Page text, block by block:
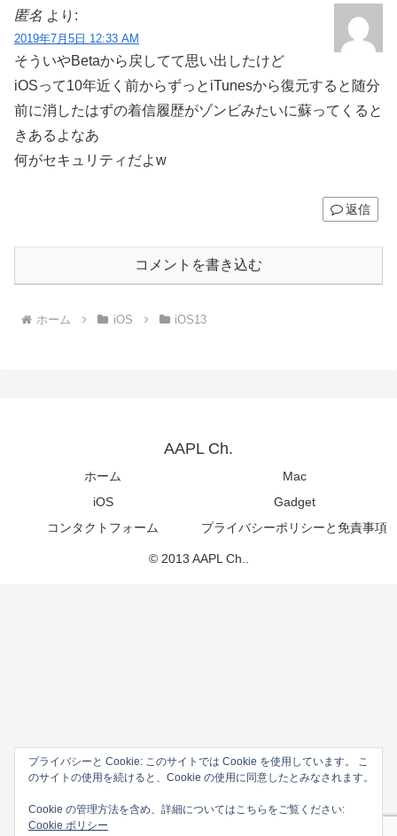
匿名 より:
2019年7月5日 12:33 AM
そういやBetaから戻してて思い出したけど
iOSって10年近く前からずっとiTunesから復元すると随分
前に消したはずの着信履歴がゾンビみたいに蘇ってくると
きあるよなあ
何がセキュリティだよw
返信
コメントを書き込む
ホーム iOS iOS13
AAPL Ch.
ホーム
Mac
iOS
Gadget
コンタクトフォーム
プライバシーポリシーと免責事項
© 2013 AAPL Ch..
プライバシーと Cookie: このサイトでは Cookie を使用しています。 こ
のサイトの使用を続けると、Cookie の使用に同意したとみなされます。
Cookie の管理方法を含め、詳細についてはこちらをご覧ください:
Cookie ポリシー